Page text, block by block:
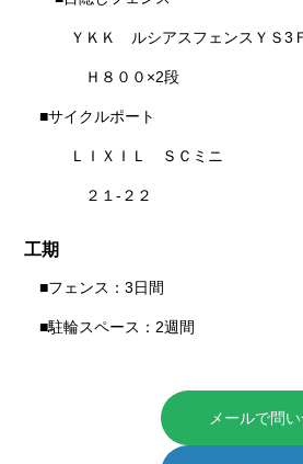
ＹＫＫ ルシアスフェンスＹＳ3
Ｈ８００×2段
■サイクルポート
ＬＩＸＩＬ ＳＣミニ
２１-２２
工期
■フェンス：3日間
■駐輪スペース：2週間
メールで問